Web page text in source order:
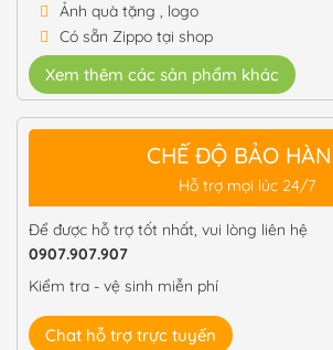
Ảnh quà tặng , logo
Có sẵn Zippo tại shop
Xem thêm các sản phẩm khác
CHẾ ĐỘ BẢO
Hỗ trợ mọi lúc 24/7
Để được hỗ trợ tốt nhất, vui lòng liên hệ
0907.907.907
Kiểm tra - vệ sinh miễn phí
Chat hỗ trợ trực tuyến